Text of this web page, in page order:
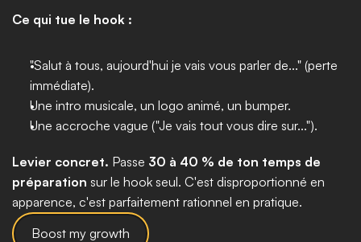
Ce qui tue le hook :
"Salut à tous, aujourd'hui je vais vous parler de..." (perte
immédiate).
Une intro musicale, un logo animé, un bumper.
Une accroche vague ("Je vais tout vous dire sur...").
Levier concret. Passe 30 à 40 % de ton temps de
préparation sur le hook seul. C'est disproportionné en
apparence, c'est parfaitement rationnel en pratique.
Boost my growth